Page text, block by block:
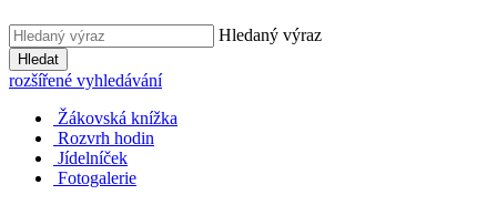
Hledaný výraz
Hledat
rozšířené vyhledávání
Žákovská knížka
Rozvrh hodin
Jídelníček
Fotogalerie